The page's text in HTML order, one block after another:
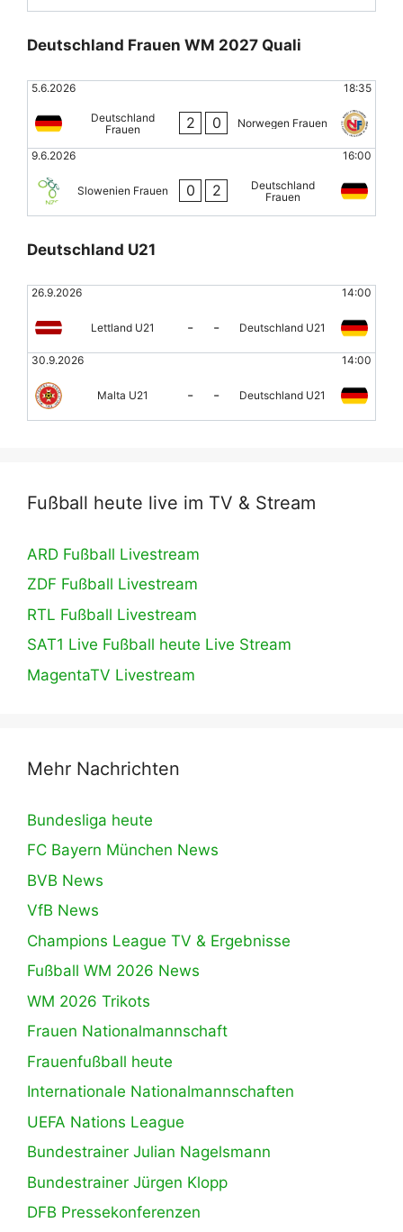
Deutschland Frauen WM 2027 Quali
5.6.2026 18:35
Deutschland
Frauen
2 0 Norwegen Frauen
9.6.2026 16:00
Slowenien Frauen 0 2
Deutschland
Frauen
Deutschland U21
26.9.2026 14:00
Lettland U21 - - Deutschland U21
30.9.2026 14:00
Malta U21 - - Deutschland U21
Fußball heute live im TV & Stream
ARD Fußball Livestream
ZDF Fußball Livestream
RTL Fußball Livestream
SAT1 Live Fußball heute Live Stream
MagentaTV Livestream
Mehr Nachrichten
Bundesliga heute
FC Bayern München News
BVB News
VfB News
Champions League TV & Ergebnisse
Fußball WM 2026 News
WM 2026 Trikots
Frauen Nationalmannschaft
Frauenfußball heute
Internationale Nationalmannschaften
UEFA Nations League
Bundestrainer Julian Nagelsmann
Bundestrainer Jürgen Klopp
DFB Pressekonferenzen